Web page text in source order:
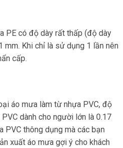
PE có độ dày rất thấp (độ dày
Khi chỉ là sử dụng 1 lần nên
cấp.
áo mưa làm từ nhựa PVC, độ
dành cho người lớn là 0.17
PVC thông dụng mà các bạn
xuất áo mưa gợi ý cho khách